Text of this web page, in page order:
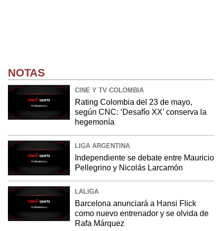
NOTAS
CINE Y TV COLOMBIA
Rating Colombia del 23 de mayo,
según CNC: ‘Desafío XX’ conserva la
hegemonía
LIGA ARGENTINA
Independiente se debate entre Mauricio
Pellegrino y Nicolás Larcamón
LALIGA
Barcelona anunciará a Hansi Flick
como nuevo entrenador y se olvida de
Rafa Márquez